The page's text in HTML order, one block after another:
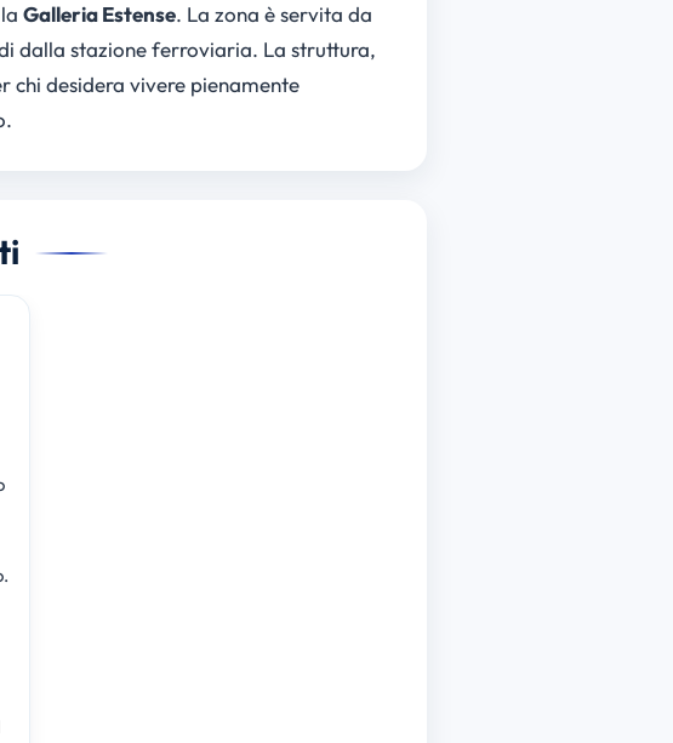
Galleria Estense. La zona è servita da
dalla stazione ferroviaria. La struttura,
chi desidera vivere pienamente